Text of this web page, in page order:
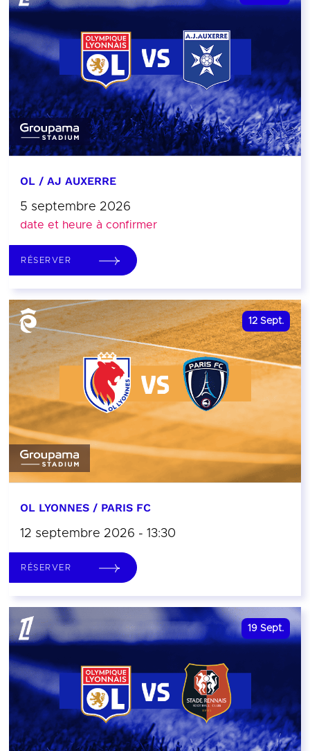
OL / AJ AUXERRE
5 septembre 2026
date et heure à confirmer
RÉSERVER
12 Sept.
OL LYONNES / PARIS FC
12 septembre 2026 - 13:30
RÉSERVER
19 Sept.